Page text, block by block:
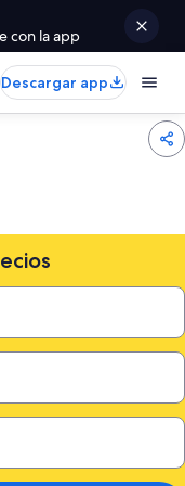
con la app
Descargar app